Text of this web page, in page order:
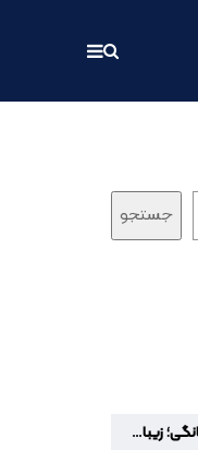
جستجو
بهترین آبزیان برای آکواریوم‌ های خانگی؛ زیباترین ماهیان زینتی برای دکوراسیون منزل